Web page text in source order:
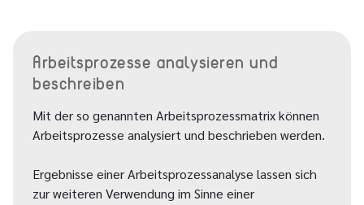
Arbeitsprozesse analysieren und
beschreiben
Mit der so genannten Arbeitsprozessmatrix können
Arbeitsprozesse analysiert und beschrieben werden.
Ergebnisse einer Arbeitsprozessanalyse lassen sich
zur weiteren Verwendung im Sinne einer